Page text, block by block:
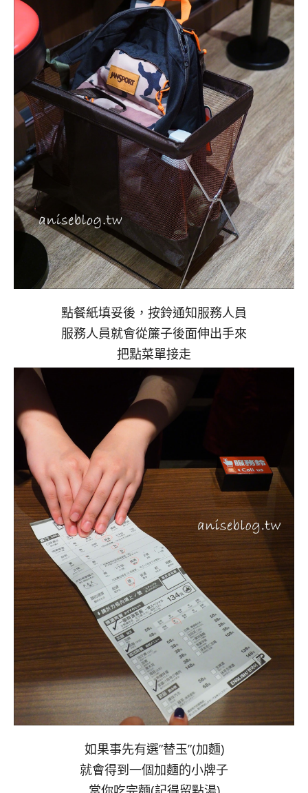
點餐紙填妥後，按鈴通知服務人員
服務人員就會從簾子後面伸出手來
把點菜單接走
如果事先有選”替玉”(加麵)
就會得到一個加麵的小牌子